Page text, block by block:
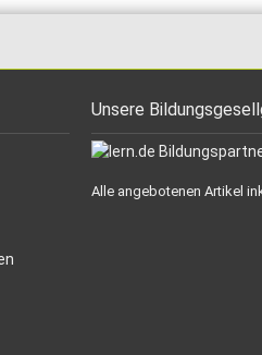
Unsere
Alle angebotenen Artikel